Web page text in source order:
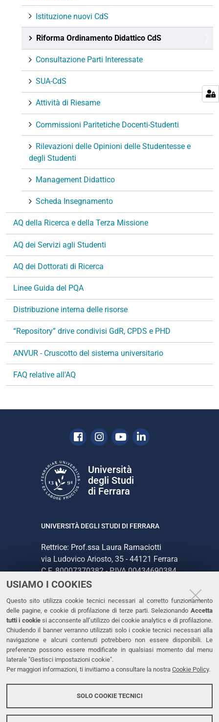
USIAMO I COOKIES
Questo sito utilizza cookie tecnici necessari al corretto funzionamento
delle pagine, e cookie di profilazione di terze parti. Selezionando Accetta
tutti i cookiesi acconsente all’utilizzo dei cookie analytics e di profilazione.
Chiudendo il banner verranno utilizzati solo i cookie tecnici necessari alla
navigazione e alcuni contenuti potrebbero non essere disponibili. Le
preferenze possono essere modificate in qualsiasi momento dal menu
laterale "Gestisci impostazioni cookie".
Per maggiori informazioni, ti invitiamo a consultare la nostra Cookie Policy.
SOLO COOKIE TECNICI
Istituzione nuovi CdS
Riforma Ordinamento Didattico CdS
Consultazione Parti Interessate
SUA-CdS
Attività di Riesame
Commissioni Paritetiche Docenti-Studenti
Rilevazioni delle Opinioni delle Studentesse e
degli Studenti
Management Didattico
Scheda Insegnamento
AQ della Ricerca e della Terza Missione
AQ dei Servizi agli Studenti
AQ dei Dottorati di Ricerca
Linee Guida del PQA
Distribuzione interna delle risorse
“Repository” drive condivisi GdR, CPDS e PHD
ANVUR - Cruscotto del sistema universitario
FAQ relative all'AQ
Facebook
Instagram
YoutubeLinkedin
Università
degli Studi
di Ferrara
UNIVERSITÀ DEGLI STUDI DI FERRARA
Rettrice: Prof.ssa Laura Ramaciotti
via Ludovico Ariosto, 35 - 44121 Ferrara
C.F. 80007370382 - P.IVA 00434690384
CONTATTI
Tel. +39 0532 293111
Fax. +39 0532 293031
PEC
LINKS
Accessibilità
Protezione dati personali